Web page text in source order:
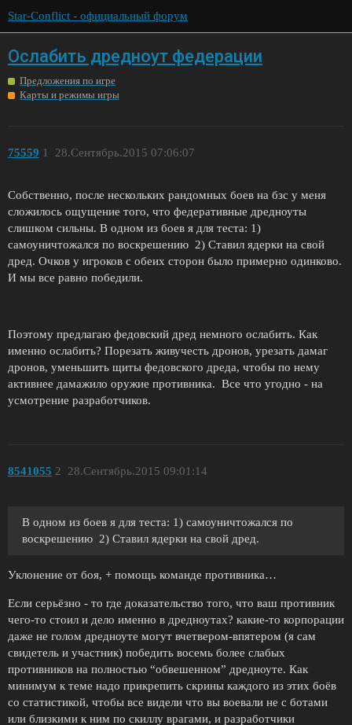
Star-Conflict - официальный форум
Ослабить дредноут федерации
Предложения по игре
Карты и режимы игры
75559 28.Сентябрь.2015 07:06:07
1
Собственно, после нескольких рандомных боев на бзс у меня
сложилось ощущение того, что федеративные дредноуты
слишком сильны. В одном из боев я для теста: 1)
самоуничтожался по воскрешению 2) Ставил ядерки на свой
дред. Очков у игроков с обеих сторон было примерно одинково.
И мы все равно победили.
Поэтому предлагаю федовский дред немного ослабить. Как
именно ослабить? Порезать живучесть дронов, урезать дамаг
дронов, уменьшить щиты федовского дреда, чтобы по нему
активнее дамажило оружие противника. Все что угодно - на
усмотрение разработчиков.
8541055 28.Сентябрь.2015 09:01:14
2
В одном из боев я для теста: 1) самоуничтожался по
воскрешению 2) Ставил ядерки на свой дред.
Уклонение от боя, + помощь команде противника…
Если серьёзно - то где доказательство того, что ваш противник
чего-то стоил и дело именно в дредноутах? какие-то корпорации
даже не голом дредноуте могут вчетвером-впятером (я сам
свидетель и участник) победить восемь более слабых
противников на полностью “обвешенном” дредноуте. Как
минимум к теме надо прикрепить скрины каждого из этих боёв
со статистикой, чтобы все видели что вы воевали не с ботами
или близкими к ним по скиллу врагами, и разработчики